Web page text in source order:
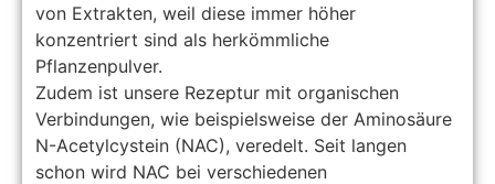
von Extrakten, weil diese immer höher
konzentriert sind als herkömmliche
Pflanzenpulver.
Zudem ist unsere Rezeptur mit organischen
Verbindungen, wie beispielsweise der Aminosäure
N-Acetylcystein (NAC), veredelt. Seit langen
schon wird NAC bei verschiedenen